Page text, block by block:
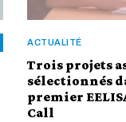
ACTUALITÉ
Trois projets
sélectionnés
premier
Call